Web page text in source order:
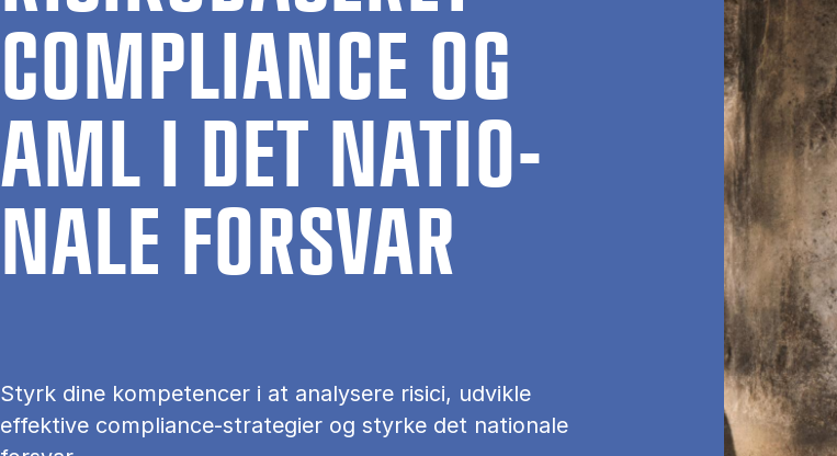
COM­PLI­AN­CE OG
AML I DET NA­TIO­
NA­LE FOR­SVAR
Styrk dine kompetencer i at analysere risici, udvikle
effektive compliance-strategier og styrke det nationale